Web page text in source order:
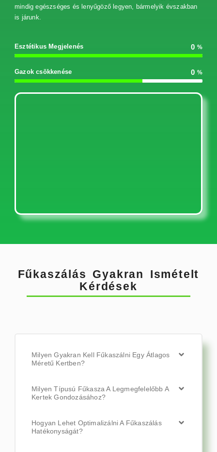
mindig egészséges és lenyűgöző legyen, bármelyik évszakban
is járunk.
Esztétikus Megjelenés 0 %
Gazok csökkenése 0 %
Fűkaszálás Gyakran Ismételt
Kérdések
Milyen Gyakran Kell Fűkaszálni Egy Átlagos
Méretű Kertben?
Milyen Típusú Fűkasza A Legmegfelelőbb A
Kertek Gondozásához?
Hogyan Lehet Optimalizálni A Fűkaszálás
Hatékonyságát?